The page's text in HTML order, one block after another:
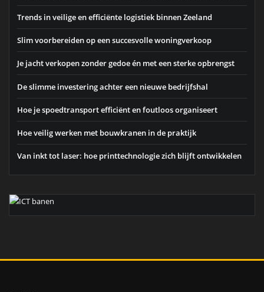
Trends in veilige en efficiënte logistiek binnen Zeeland
Slim voorbereiden op een succesvolle woningverkoop
Je jacht verkopen zonder gedoe én met een sterke opbrengst
De slimme investering achter een nieuwe bedrijfshal
Hoe je spoedtransport efficiënt en foutloos organiseert
Hoe veilig werken met bouwkranen in de praktijk
Van inkt tot laser: hoe printtechnologie zich blijft ontwikkelen